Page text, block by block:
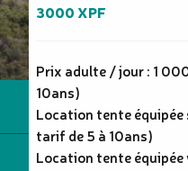
3000 XPF
Prix adulte / jour : 1
10ans)
Location tente équipée
tarif de 5 à 10ans)
Location tente